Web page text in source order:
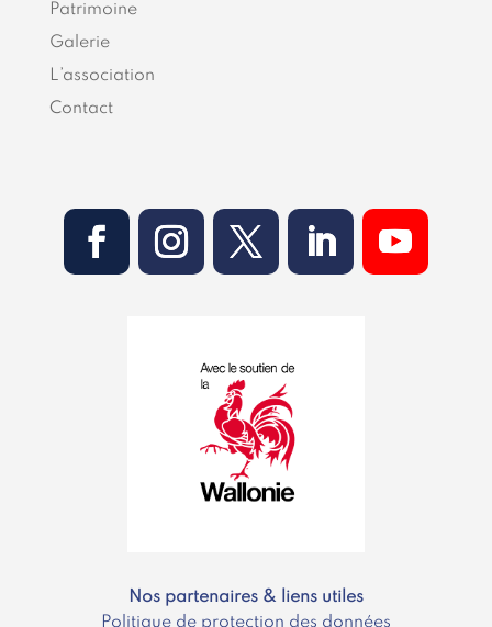
Patrimoine
Galerie
L’association
Contact
Nos partenaires & liens utiles
Politique de protection des données